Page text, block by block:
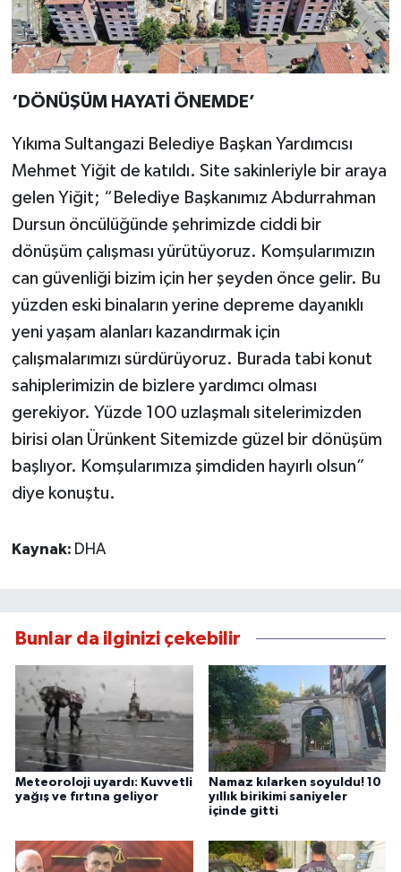
‘DÖNÜŞÜM HAYATİ ÖNEMDE’
Yıkıma Sultangazi Belediye Başkan Yardımcısı
Mehmet Yiğit de katıldı. Site sakinleriyle bir araya
gelen Yiğit; “Belediye Başkanımız Abdurrahman
Dursun öncülüğünde şehrimizde ciddi bir
dönüşüm çalışması yürütüyoruz. Komşularımızın
can güvenliği bizim için her şeyden önce gelir. Bu
yüzden eski binaların yerine depreme dayanıklı
yeni yaşam alanları kazandırmak için
çalışmalarımızı sürdürüyoruz. Burada tabi konut
sahiplerimizin de bizlere yardımcı olması
gerekiyor. Yüzde 100 uzlaşmalı sitelerimizden
birisi olan Ürünkent Sitemizde güzel bir dönüşüm
başlıyor. Komşularımıza şimdiden hayırlı olsun”
diye konuştu.
Kaynak: DHA
Bunlar da ilginizi çekebilir
Meteoroloji uyardı: Kuvvetli
yağış ve fırtına geliyor
Namaz kılarken soyuldu! 10
yıllık birikimi saniyeler
içinde gitti